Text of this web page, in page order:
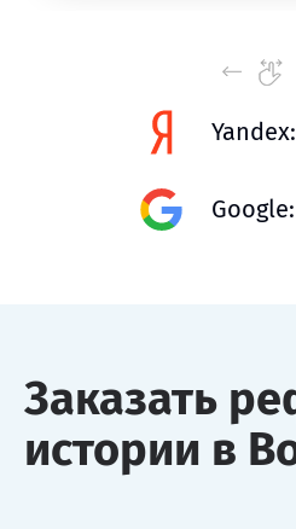
Заказать
истории в